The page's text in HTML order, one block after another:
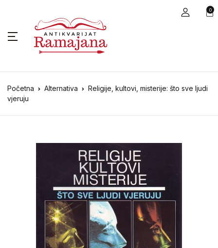
0
Početna Alternativa
Religije, kultovi, misterije: što sve ljudi
vjeruju